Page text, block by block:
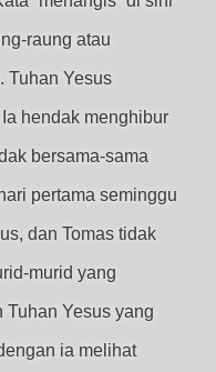
raung atau
Tuhan Yesus
hendak menghibur
bersama-sama
pertama seminggu
dan Tomas tidak
murid yang
Yesus yang
ia melihat